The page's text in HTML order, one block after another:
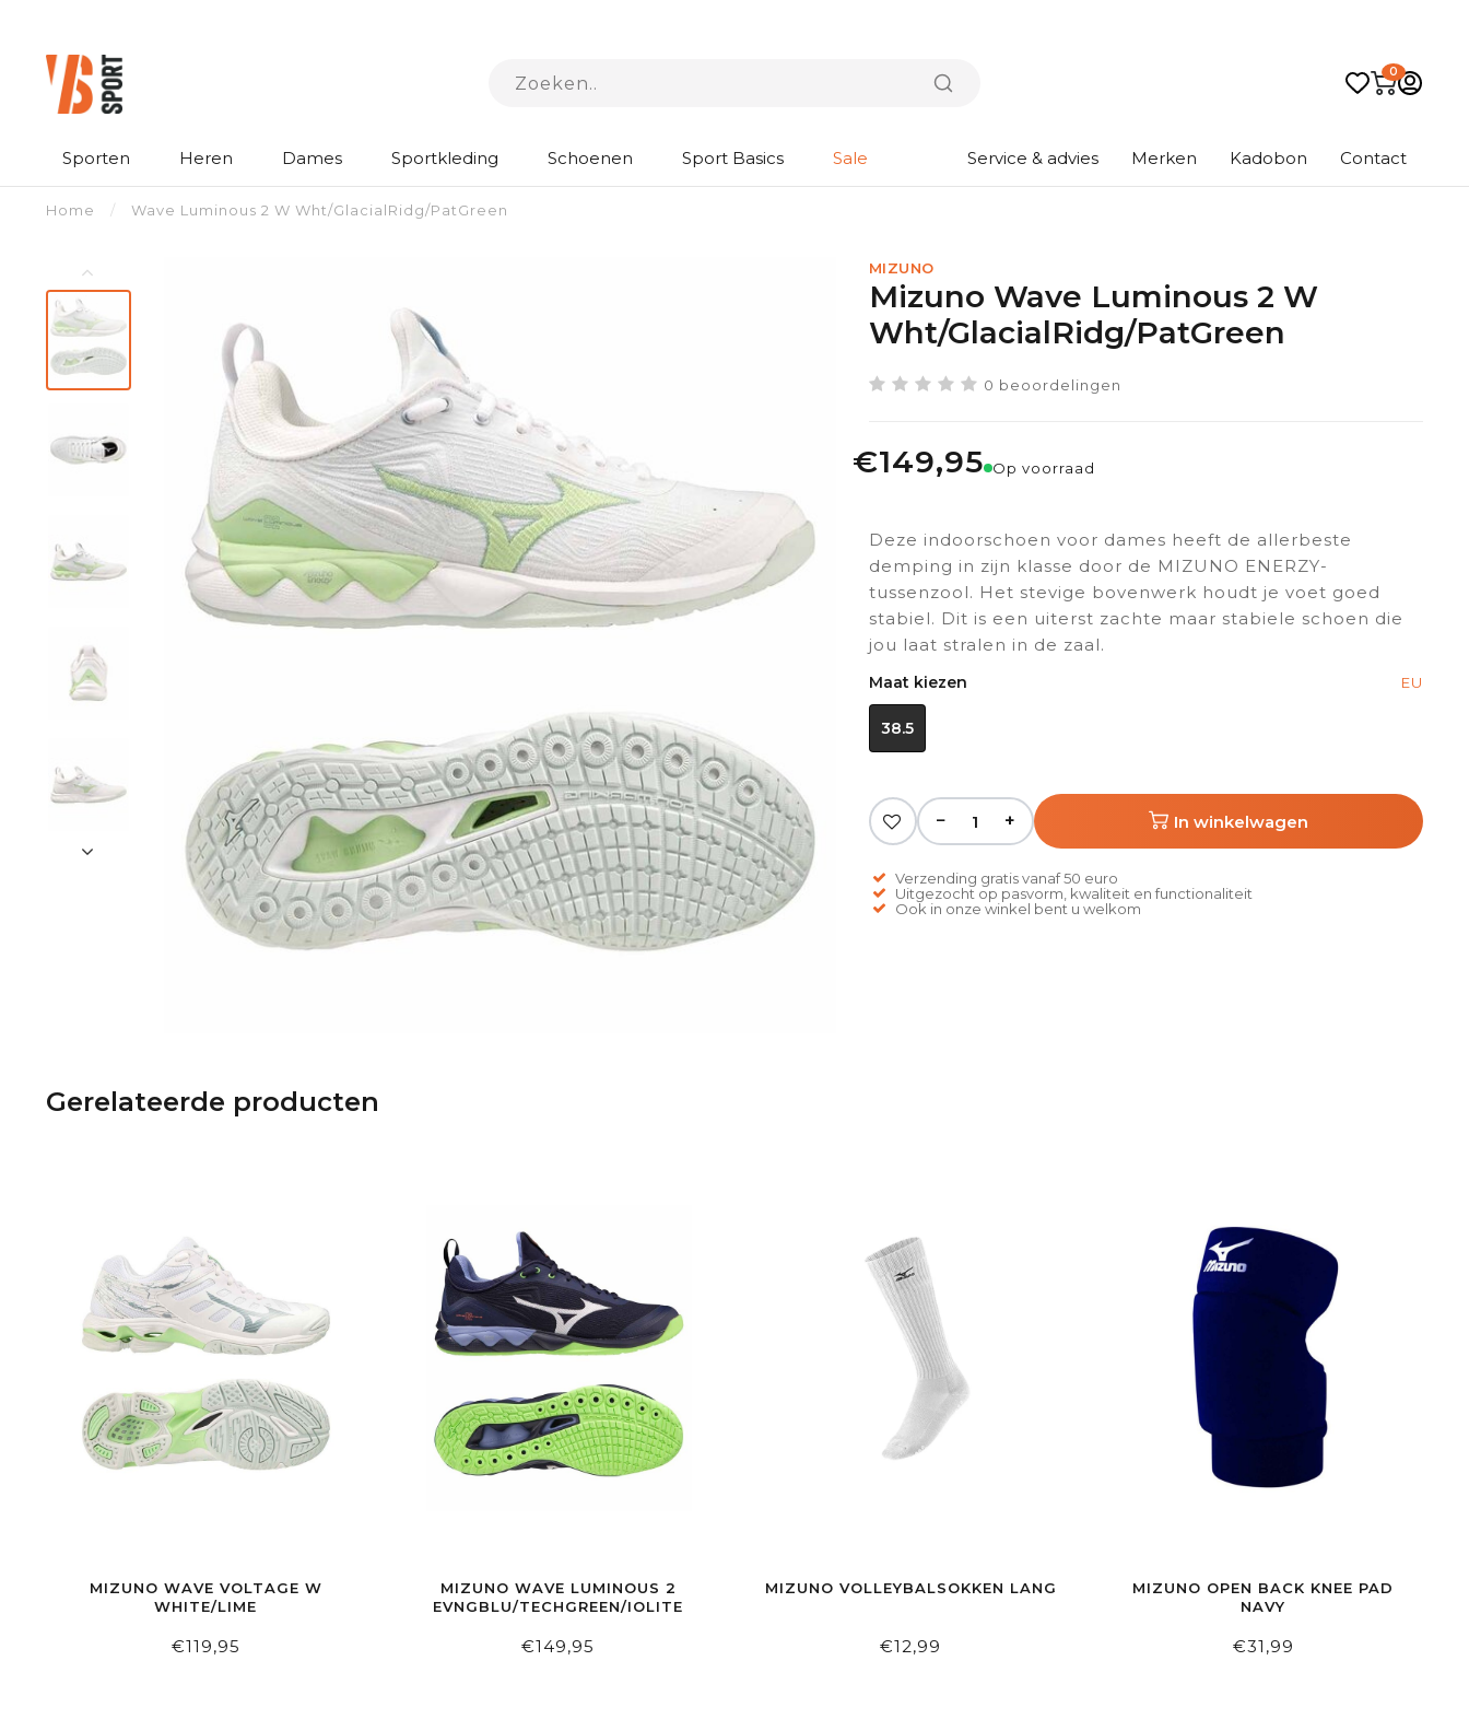
0
Sporten Heren Dames Sportkleding Schoenen Sport Basics Sale Service & advies Merken Kadobon Contact
Home / Wave Luminous 2 W Wht/GlacialRidg/PatGreen
MIZUNO
Mizuno Wave Luminous 2 W
Wht/GlacialRidg/PatGreen
0 beoordelingen
€149,95 Op voorraad
Deze indoorschoen voor dames heeft de allerbeste
demping in zijn klasse door de MIZUNO ENERZY-
tussenzool. Het stevige bovenwerk houdt je voet goed
stabiel. Dit is een uiterst zachte maar stabiele schoen die
jou laat stralen in de zaal.
Maat kiezen EU
38.5
− + In winkelwagen
Verzending gratis vanaf 50 euro
Uitgezocht op pasvorm, kwaliteit en functionaliteit
Ook in onze winkel bent u welkom
Gerelateerde producten
MIZUNO WAVE VOLTAGE W
WHITE/LIME
€119,95
MIZUNO WAVE LUMINOUS 2
EVNGBLU/TECHGREEN/IOLITE
€149,95
MIZUNO VOLLEYBALSOKKEN LANG
€12,99
MIZUNO OPEN BACK KNEE PAD
NAVY
€31,99